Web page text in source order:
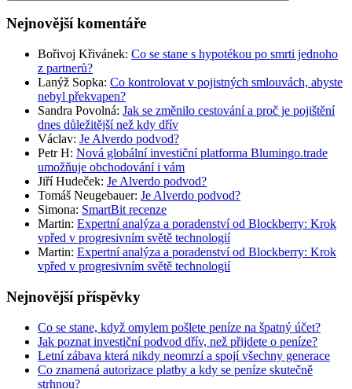
Nejnovější komentáře
Bořivoj Křivánek: Co se stane s hypotékou po smrti jednoho
z partnerů?
Lanýž Sopka: Co kontrolovat v pojistných smlouvách, abyste
nebyl překvapen?
Sandra Povolná: Jak se změnilo cestování a proč je pojištění
dnes důležitější než kdy dřív
Václav: Je Alverdo podvod?
Petr H: Nová globální investiční platforma Blumingo.trade
umožňuje obchodování i vám
Jiří Hudeček: Je Alverdo podvod?
Tomáš Neugebauer: Je Alverdo podvod?
Simona: SmartBit recenze
Martin: Expertní analýza a poradenství od Blockberry: Krok
vpřed v progresivním světě technologií
Martin: Expertní analýza a poradenství od Blockberry: Krok
vpřed v progresivním světě technologií
Nejnovější příspěvky
Co se stane, když omylem pošlete peníze na špatný účet?
Jak poznat investiční podvod dřív, než přijdete o peníze?
Letní zábava která nikdy neomrzí a spojí všechny generace
Co znamená autorizace platby a kdy se peníze skutečně
strhnou?